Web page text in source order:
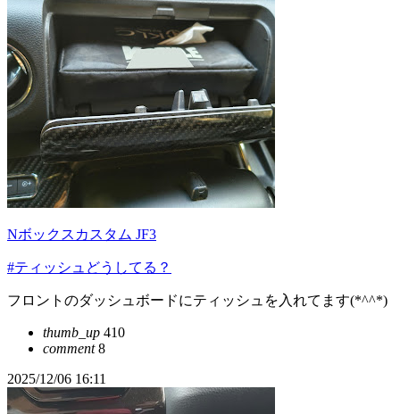
Nボックスカスタム JF3
#ティッシュどうしてる？
フロントのダッシュボードにティッシュを入れてます(*^^*)
thumb_up 410
comment8
2025/12/06 16:11